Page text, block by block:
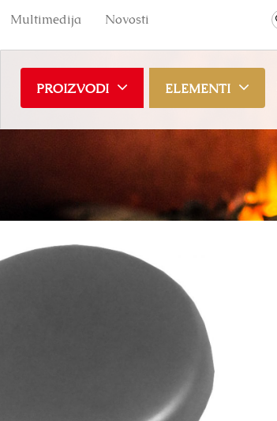
Multimedija Novosti
PROIZVODI ELEMENTI